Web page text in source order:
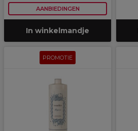
AANBIEDINGEN
In winkelmandje
PROMOTIE